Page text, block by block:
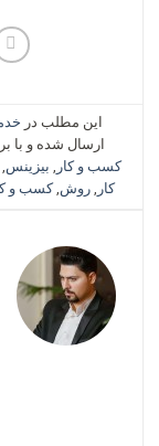
این مطلب در
ارسال شده و
کسب و کار , بیزینس,
کار ,روش,کسب و